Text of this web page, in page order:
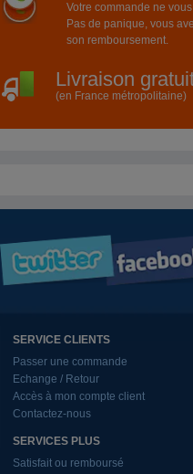
Votre commande ne
Pas de panique, vous
son remboursement.
Livraison
(en France métropolitaine)
SERVICE CLIENTS
Passer une commande
Echange / Retour
Accès à mon compte client
Contactez-nous
SERVICES PLUS
Satisfait ou remboursé